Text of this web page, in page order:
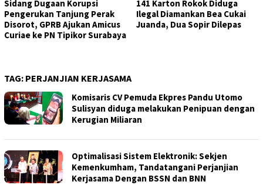
Sidang Dugaan Korupsi
Pengerukan Tanjung Perak
Disorot, GPRB Ajukan Amicus
Curiae ke PN Tipikor Surabaya
141 Karton Rokok Diduga
Ilegal Diamankan Bea Cukai
Juanda, Dua Sopir Dilepas
TAG: PERJANJIAN KERJASAMA
Komisaris CV Pemuda Ekpres Pandu Utomo
Sulisyan diduga melakukan Penipuan dengan
Kerugian Miliaran
Optimalisasi Sistem Elektronik: Sekjen
Kemenkumham, Tandatangani Perjanjian
Kerjasama Dengan BSSN dan BNN